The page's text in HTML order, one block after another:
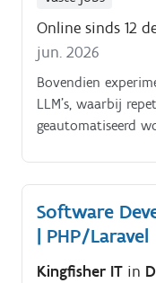
Online sinds 12
jun. 2026
Bovendien
LLM’s, waarbij
geautomatiseerd
Software
| PHP/Laravel
Kingfisher IT in